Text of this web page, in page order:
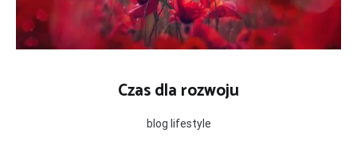
Czas dla rozwoju
blog lifestyle